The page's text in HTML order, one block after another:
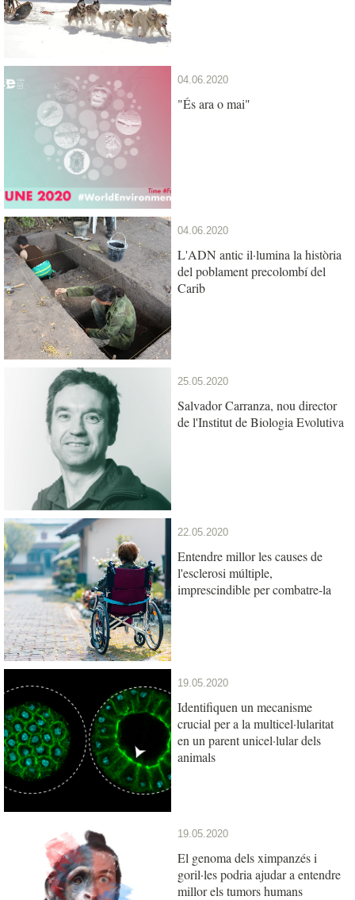
04.06.2020
"És ara o mai"
04.06.2020
L'ADN antic il·lumina la història
del poblament precolombí del
Carib
25.05.2020
Salvador Carranza, nou director
de l'Institut de Biologia Evolutiva
22.05.2020
Entendre millor les causes de
l'esclerosi múltiple,
imprescindible per combatre-la
19.05.2020
Identifiquen un mecanisme
crucial per a la multicel·lularitat
en un parent unicel·lular dels
animals
19.05.2020
El genoma dels ximpanzés i
goril·les podria ajudar a entendre
millor els tumors humans